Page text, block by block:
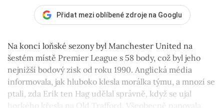
Přidat mezi oblíbené zdroje na Googlu
Na konci loňské sezony byl Manchester United na
šestém místě Premier League s 58 body, což byl jeho
nejnižší bodový zisk od roku 1990. Anglická média
informovala, jak hluboko klesla morálka týmu, a mnozí se
ptali, zda Erik ten Hag udělal správně, když se ujal
horkého křesla na Old Trafford. Všeobecně panovala